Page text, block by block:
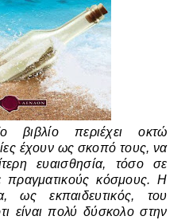
βιβλίο περιέχει οκτώ
έχουν ως σκοπό τους, να
ευαισθησία, τόσο σε
πραγματικούς κόσμους. Η
ως εκπαιδευτικός, του
είναι πολύ δύσκολο στην